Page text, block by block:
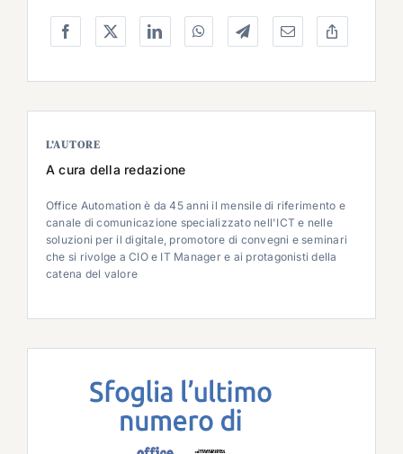
L’AUTORE
A cura della redazione
Office Automation è da 45 anni il mensile di riferimento e
canale di comunicazione specializzato nell'ICT e nelle
soluzioni per il digitale, promotore di convegni e seminari
che si rivolge a CIO e IT Manager e ai protagonisti della
catena del valore